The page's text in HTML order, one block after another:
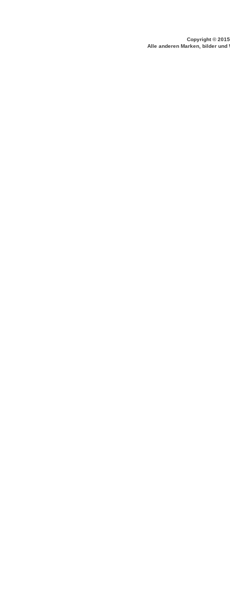
Copyright ©
Alle anderen Marken, bilder und